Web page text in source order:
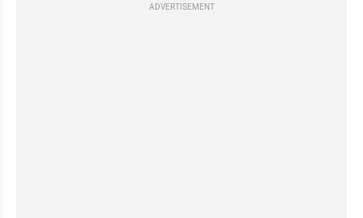
ADVERTISEMENT